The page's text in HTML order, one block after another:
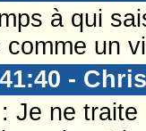
à qui
comme un
-
Je ne